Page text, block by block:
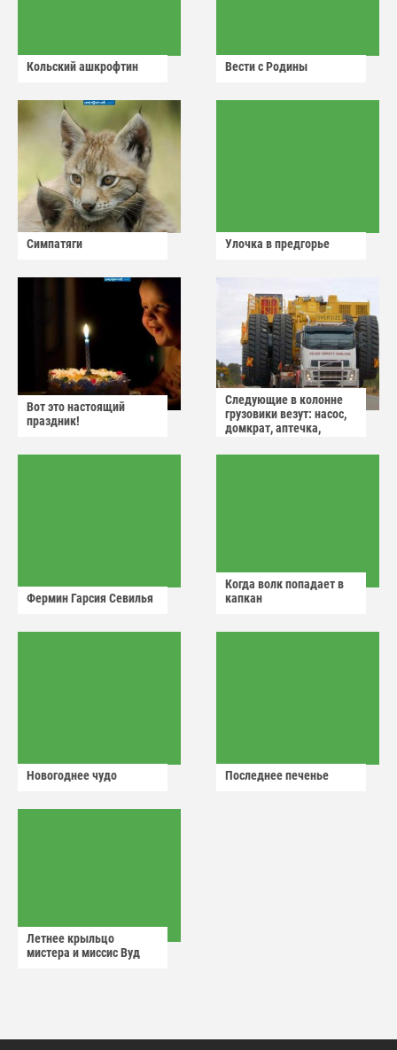
Кольский ашкрофтин Вести с Родины
Симпатяги Улочка в предгорье
Вот это настоящий
праздник!
Следующие в колонне
грузовики везут: насос,
домкрат, аптечка,
Фермин Гарсия Севилья
Когда волк попадает в
капкан
Новогоднее чудо Последнее печенье
Летнее крыльцо
мистера и миссис Вуд